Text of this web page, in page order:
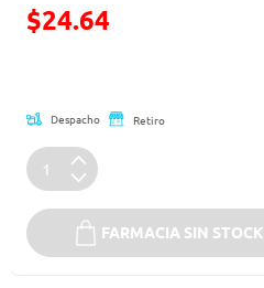
$24.64
Despacho Retiro
FARMACIA SIN STOCK